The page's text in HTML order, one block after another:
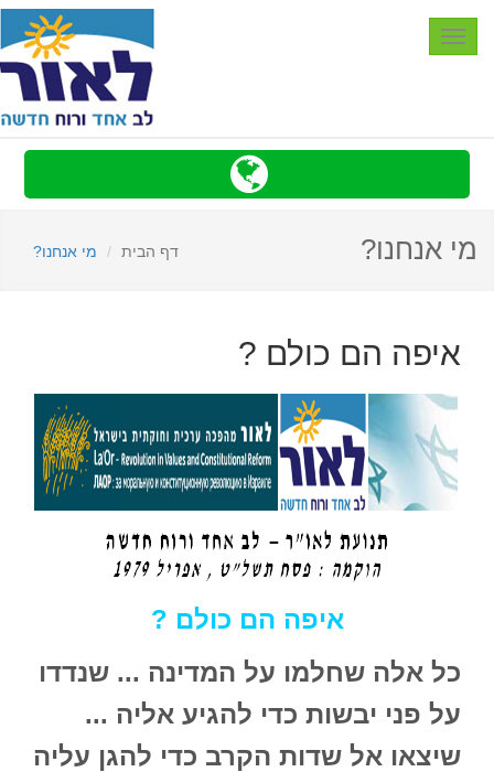
Toggle
מי אנחנו? דף הבית מי אנחנו?
איפה הם כולם ?
איפה הם כולם ?
כל אלה שחלמו על המדינה ... שנדדו
על פני יבשות כדי להגיע אליה ...
שיצאו אל שדות הקרב כדי להגן עליה